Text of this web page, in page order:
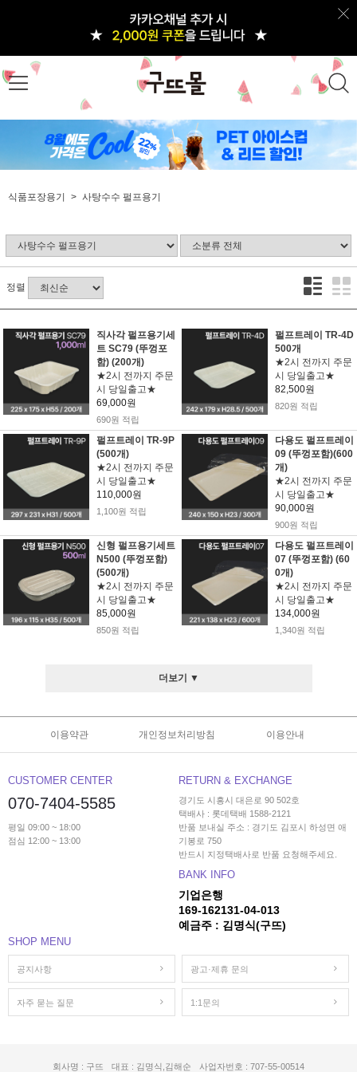
식품포장용기 사탕수수 펄프용기
정렬
직사각 펄프용기세
트 SC79 (뚜껑포
함) (200개)
★2시 전까지 주문
시 당일출고★
69,000원
690원 적립
펄프트레이 TR-4D
500개
★2시 전까지 주문
시 당일출고★
82,500원
820원 적립
펄프트레이 TR-9P
(500개)
★2시 전까지 주문
시 당일출고★
110,000원
1,100원 적립
다용도 펄프트레이
09 (뚜껑포함)(600
개)
★2시 전까지 주문
시 당일출고★
90,000원
900원 적립
신형 펄프용기세트
N500 (뚜껑포함)
(500개)
★2시 전까지 주문
시 당일출고★
85,000원
850원 적립
다용도 펄프트레이
07 (뚜껑포함) (60
0개)
★2시 전까지 주문
시 당일출고★
134,000원
1,340원 적립
더보기 ▼
이용약관 개인정보처리방침 이용안내
CUSTOMER CENTER
070-7404-5585
평일 09:00 ~ 18:00
점심 12:00 ~ 13:00
RETURN & EXCHANGE
경기도 시흥시 대은로 90 502호
택배사 : 롯데택배 1588-2121
반품 보내실 주소 : 경기도 김포시 하성면 애
기봉로 750
반드시 지정택배사로 반품 요청해주세요.
BANK INFO
기업은행
169-162131-04-013
예금주 : 김명식(구뜨)
SHOP MENU
공지사항 광고·제휴 문의
자주 묻는 질문 1:1문의
회사명 : 구뜨 대표 : 김명식,김해순 사업자번호 : 707-55-00514